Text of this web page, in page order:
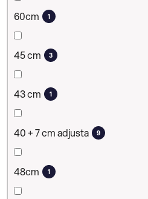
60cm 1
45 cm 3
43 cm 1
40 + 7 cm adjusta 9
48cm 1